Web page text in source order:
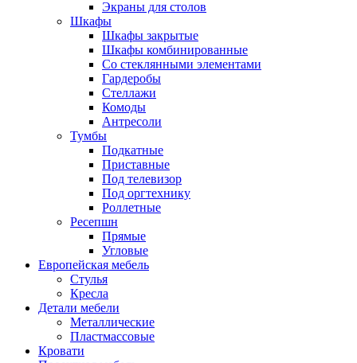
Экраны для столов
Шкафы
Шкафы закрытые
Шкафы комбинированные
Со стеклянными элементами
Гардеробы
Стеллажи
Комоды
Антресоли
Тумбы
Подкатные
Приставные
Под телевизор
Под оргтехнику
Роллетные
Ресепшн
Прямые
Угловые
Европейская мебель
Стулья
Кресла
Детали мебели
Металлические
Пластмассовые
Кровати